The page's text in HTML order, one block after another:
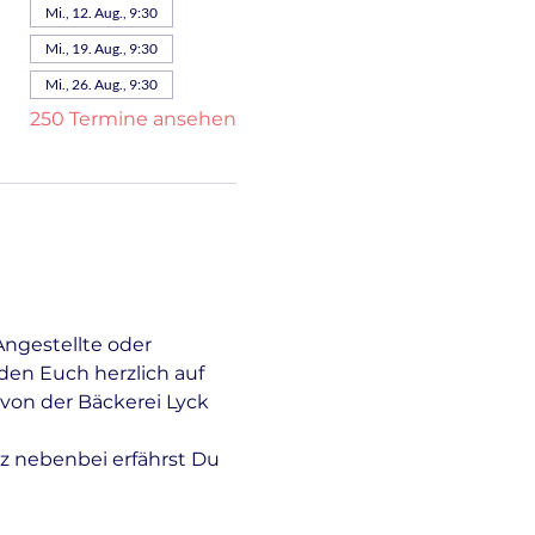
Mi., 12. Aug., 9:30
Mi., 19. Aug., 9:30
Mi., 26. Aug., 9:30
250 Termine ansehen
oder
Euch herzlich auf
der Bäckerei Lyck
nebenbei erfährst Du